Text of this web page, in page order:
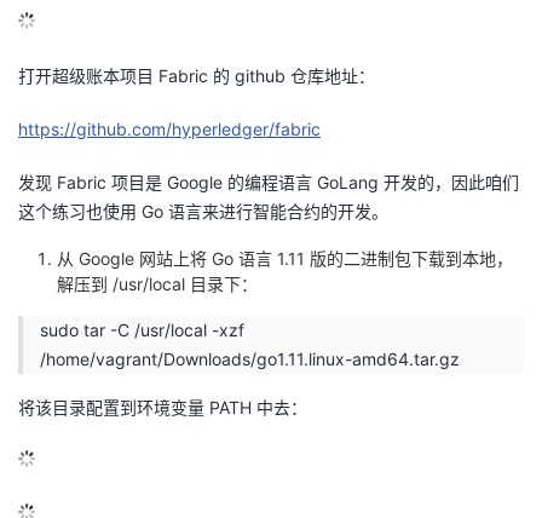
打开超级账本项目 Fabric 的 github 仓库地址：
https://github.com/hyperledger/fabric
发现 Fabric 项目是 Google 的编程语言 GoLang 开发的，因此咱们
这个练习也使用 Go 语言来进行智能合约的开发。
从 Google 网站上将 Go 语言 1.11 版的二进制包下载到本地，
解压到 /usr/local 目录下：
sudo tar -C /usr/local -xzf
/home/vagrant/Downloads/go1.11.linux-amd64.tar.gz
将该目录配置到环境变量 PATH 中去：